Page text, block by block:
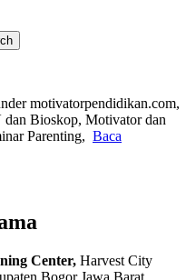
motivatorpendidikan.com,
Bioskop, Motivator dan
Parenting, Baca
Center, Harvest City
Bogor Jawa Barat